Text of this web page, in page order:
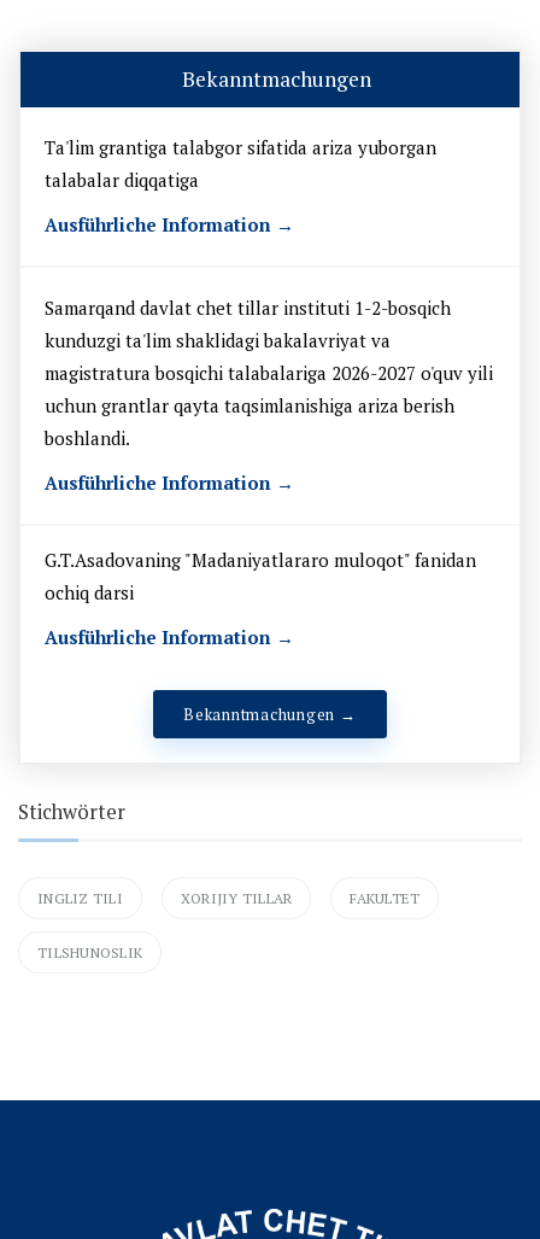
Bekanntmachungen
Ta'lim grantiga talabgor sifatida ariza yuborgan
talabalar diqqatiga
Ausführliche Information →
Samarqand davlat chet tillar instituti 1-2-bosqich
kunduzgi ta'lim shaklidagi bakalavriyat va
magistratura bosqichi talabalariga 2026-2027 o'quv yili
uchun grantlar qayta taqsimlanishiga ariza berish
boshlandi.
Ausführliche Information →
G.T.Asadovaning "Madaniyatlararo muloqot" fanidan
ochiq darsi
Ausführliche Information →
Bekanntmachungen →
Stichwörter
INGLIZ TILI XORIJIY TILLAR FAKULTET
TILSHUNOSLIK